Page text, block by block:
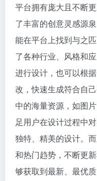
平台拥有庞大且不断
了丰富的创意灵感源
能在平台上找到与之
了各种行业、风格和
进行设计，也可以根
改，快速生成符合自
中的海量资源，如图
足用户在设计过程中
独特、精美的设计。
和热门趋势，不断更
够获取到最新、最优质